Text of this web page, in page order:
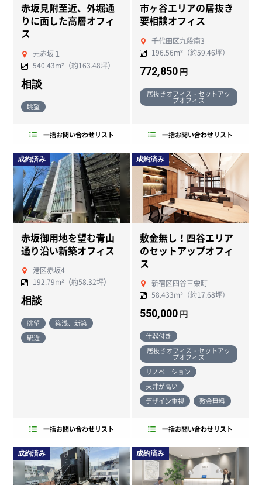
赤坂見附至近、外堀通
りに面した高層オフィ
ス
元赤坂１
540.43m²（約163.48坪）
相談
眺望
一括お問い合わせリスト
市ヶ谷エリアの居抜き
要相談オフィス
千代田区九段南3
196.56m²（約59.46坪）
772,850 円
居抜きオフィス・セットアッ
プオフィス
一括お問い合わせリスト
成約済み
赤坂御用地を望む青山
通り沿い新築オフィス
港区赤坂4
192.79m²（約58.32坪）
相談
眺望
築浅、新築
駅近
一括お問い合わせリスト
成約済み
敷金無し！四谷エリア
のセットアップオフィ
ス
新宿区四谷三栄町
58.433m²（約17.68坪）
550,000 円
什器付き
居抜きオフィス・セットアッ
プオフィス
リノベーション
天井が高い
デザイン重視
敷金無料
一括お問い合わせリスト
成約済み 成約済み